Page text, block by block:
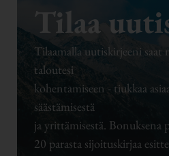
Tilaa
Tilaamalla uutiskirjeeni saat
taloutesi
kohentamiseen - tiukkaa
säästämisestä
ja yrittämisestä. Bonuksena
20 parasta sijoituskirjaa